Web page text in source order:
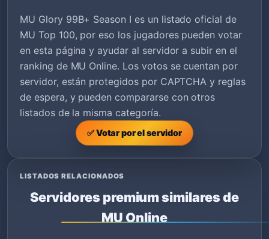
MU Glory 99B+ Season I es un listado oficial de
MU Top 100, por eso los jugadores pueden votar
en esta página y ayudar al servidor a subir en el
ranking de MU Online. Los votos se cuentan por
servidor, están protegidos por CAPTCHA y reglas
de espera, y pueden compararse con otros
listados de la misma categoría.
✅ Votar por el servidor
LISTADOS RELACIONADOS
Servidores premium similares de
MU Online